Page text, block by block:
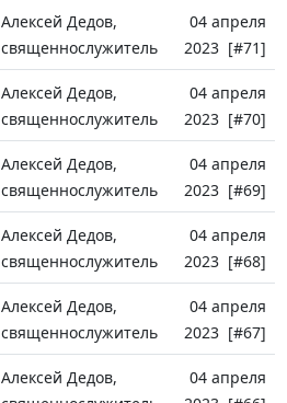
Алексей Дедов,
священнослужитель
04 апреля
2023 [#71]
Алексей Дедов,
священнослужитель
04 апреля
2023 [#70]
Алексей Дедов,
священнослужитель
04 апреля
2023 [#69]
Алексей Дедов,
священнослужитель
04 апреля
2023 [#68]
Алексей Дедов,
священнослужитель
04 апреля
2023 [#67]
Алексей Дедов,
04 апреля